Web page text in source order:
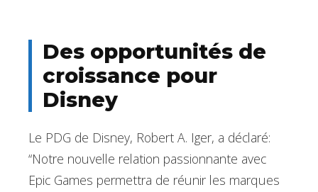
Des opportunités de
croissance pour
Disney
Le PDG de Disney, Robert A. Iger, a déclaré:
“Notre nouvelle relation passionnante avec
Epic Games permettra de réunir les marques